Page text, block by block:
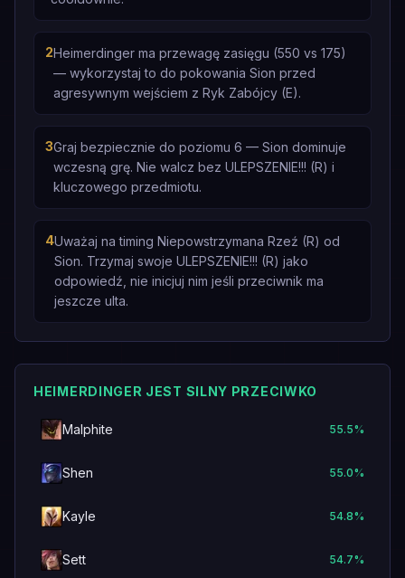
2Heimerdinger ma przewagę zasięgu (550 vs 175)
— wykorzystaj to do pokowania Sion przed
agresywnym wejściem z Ryk Zabójcy (E).
3Graj bezpiecznie do poziomu 6 — Sion dominuje
wczesną grę. Nie walcz bez ULEPSZENIE!!! (R) i
kluczowego przedmiotu.
4Uważaj na timing Niepowstrzymana Rzeź (R) od
Sion. Trzymaj swoje ULEPSZENIE!!! (R) jako
odpowiedź, nie inicjuj nim jeśli przeciwnik ma
jeszcze ulta.
HEIMERDINGER JEST SILNY PRZECIWKO
Malphite 55.5%
Shen 55.0%
Kayle 54.8%
Sett 54.7%